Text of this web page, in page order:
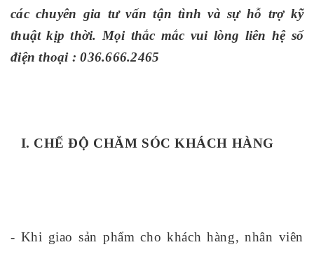
các chuyên gia tư vấn tận tình và sự hỗ trợ kỹ
thuật kịp thời. Mọi thắc mắc vui lòng liên hệ số
điện thoại : 036.666.2465
I. CHẾ ĐỘ CHĂM SÓC KHÁCH HÀNG
- Khi giao sản phẩm cho khách hàng, nhân viên